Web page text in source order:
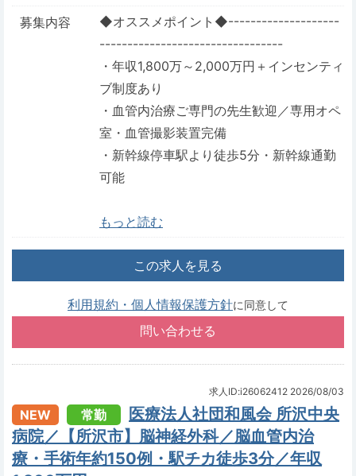
募集内容
◆オススメポイント◆--------------------
---------------------------------
・年収1,800万～2,000万円＋インセンティ
ブ制度あり
・血管内治療ご専門の先生歓迎／専用オペ
室・血管撮影装置完備
・新幹線停車駅より徒歩5分・新幹線通勤
可能
もっと読む
この求人を見る
利用規約・個人情報保護方針に同意して
求人ID:i26062412 2026/08/03
NEW 常勤
医療法人社団和風会 所沢中央
病院／【所沢市】脳神経外科／脳血管内治
療・手術年約150例・駅チカ徒歩3分／年収